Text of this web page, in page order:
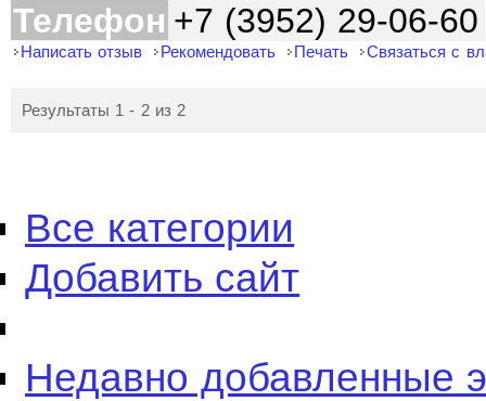
Телефон +7 (3952) 29-06-60
Написать отзыв Рекомендовать Печать Связаться с
Результаты 1 - 2 из 2
Все категории
Добавить сайт
Недавно добавленные